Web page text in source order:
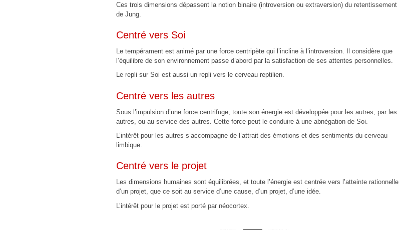
Ces trois dimensions dépassent la notion binaire (introversion ou extraversion) du retentissement
de Jung.
Centré vers Soi
Le tempérament est animé par une force centripète qui l’incline à l’introversion. Il considère que
l’équilibre de son environnement passe d’abord par la satisfaction de ses attentes personnelles.
Le repli sur Soi est aussi un repli vers le cerveau reptilien.
Centré vers les autres
Sous l’impulsion d’une force centrifuge, toute son énergie est développée pour les autres, par les
autres, ou au service des autres. Cette force peut le conduire à une abnégation de Soi.
L’intérêt pour les autres s’accompagne de l’attrait des émotions et des sentiments du cerveau
limbique.
Centré vers le projet
Les dimensions humaines sont équilibrées, et toute l’énergie est centrée vers l’atteinte rationnelle
d’un projet, que ce soit au service d’une cause, d’un projet, d’une idée.
L’intérêt pour le projet est porté par néocortex.